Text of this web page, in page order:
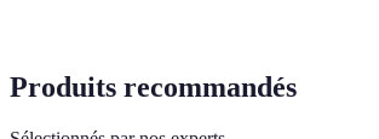
Produits recommandés